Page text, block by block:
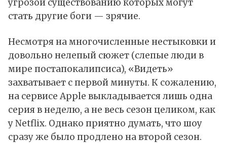
угрозой существованию которых могут
стать другие боги — зрячие.
Несмотря на многочисленные нестыковки и
довольно нелепый сюжет (слепые люди в
мире постапокалипсиса), «Видеть»
захватывает с первой минуты. К сожалению,
на сервисе Apple выкладывается лишь одна
серия в неделю, а не весь сезон целиком, как
у Netflix. Однако приятно думать, что шоу
сразу же было продлено на второй сезон.